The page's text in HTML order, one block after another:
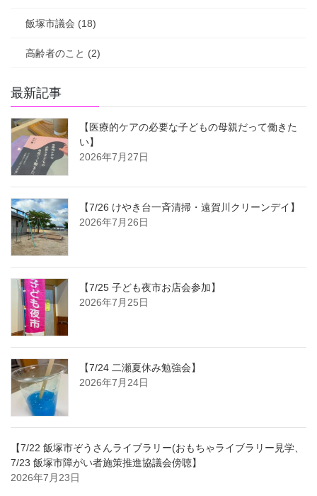
飯塚市議会 (18)
高齢者のこと (2)
最新記事
【医療的ケアの必要な子どもの母親だって働きた
い】
2026年7月27日
【7/26 けやき台一斉清掃・遠賀川クリーンデイ】
2026年7月26日
【7/25 子ども夜市お店会参加】
2026年7月25日
【7/24 二瀬夏休み勉強会】
2026年7月24日
【7/22 飯塚市ぞうさんライブラリー(おもちゃライブラリー見学、
7/23 飯塚市障がい者施策推進協議会傍聴】
2026年7月23日